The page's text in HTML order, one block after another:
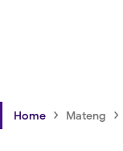
Home › Mateng ›